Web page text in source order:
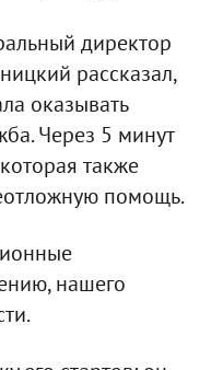
директор
рассказал,
оказывать
Через 5 минут
также
помощь.
нашего